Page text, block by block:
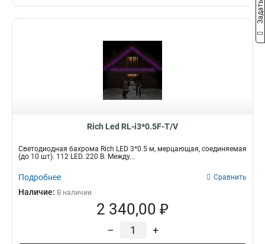
Rich Led RL-i3*0.5F-T/V
Светодиодная бахрома Rich LED 3*0.5 м, мерцающая, соединяемая
(до 10 шт). 112 LED. 220 В. Между...
Подробнее Сравнить
Наличие: В наличии
2 340,00 ₽
– +